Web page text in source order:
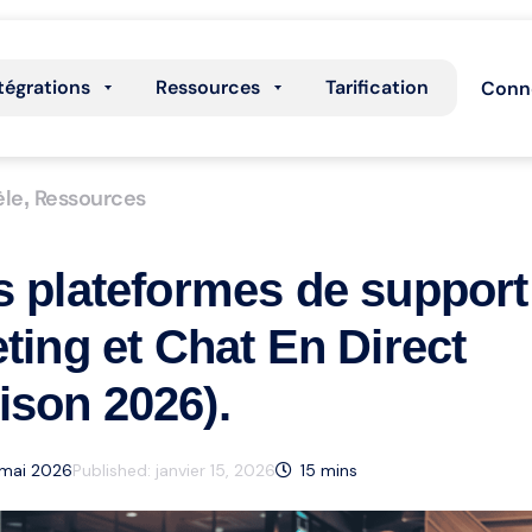
Ressources Tarification
, Ressources
plateformes de
et Chat En Direct
2026).
2026Published: janvier 15, 2026 15 mins